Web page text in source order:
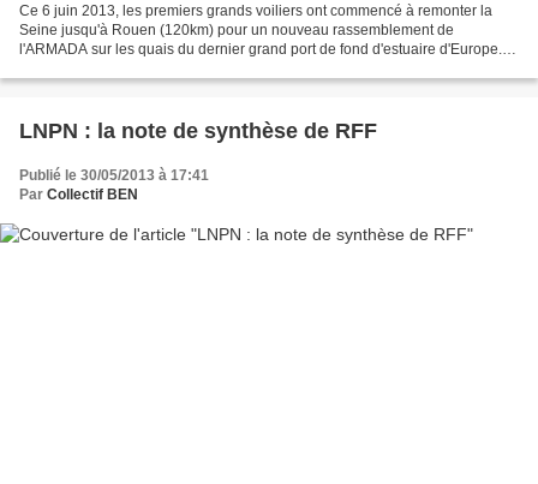
Ce 6 juin 2013, les premiers grands voiliers ont commencé à remonter la
Seine jusqu'à Rouen (120km) pour un nouveau rassemblement de
l'ARMADA sur les quais du dernier grand port de fond d'estuaire d'Europe...
LNPN : la note de synthèse de RFF
Publié le 30/05/2013 à 17:41
Par Collectif BEN